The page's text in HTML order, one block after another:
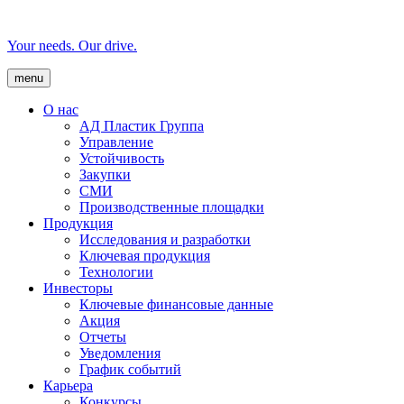
Your needs. Our drive.
menu
О нас
AД Пластик Группа
Управление
Устойчивость
Закупки
СМИ
Производственные площадки
Продукция
Исследования и разработки
Ключевая продукция
Технологии
Инвесторы
Ключевые финансовые данные
Акция
Отчеты
Уведомления
График событий
Карьера